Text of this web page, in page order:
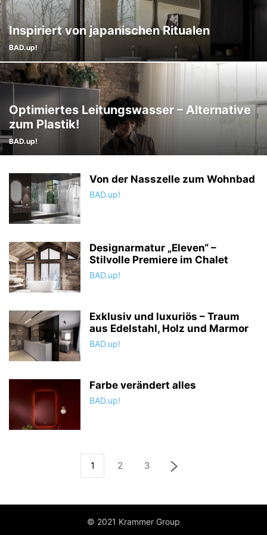
Inspiriert von japanischen Ritualen
BAD.up!
Optimiertes Leitungswasser – Alternative
zum Plastik!
BAD.up!
Von der Nasszelle zum Wohnbad
BAD.up!
Designarmatur „Eleven“ –
Stilvolle Premiere im Chalet
BAD.up!
Exklusiv und luxuriös – Traum
aus Edelstahl, Holz und Marmor
BAD.up!
Farbe verändert alles
BAD.up!
1 2 3
© 2021 Krammer Group